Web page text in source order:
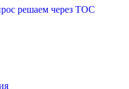
решаем через ТОС